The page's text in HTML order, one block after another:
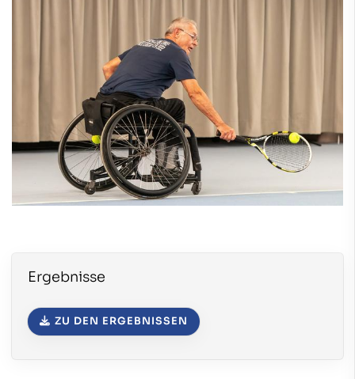
Ergebnisse
ZU DEN ERGEBNISSEN